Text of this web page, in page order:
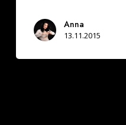
Anna
13.11.2015